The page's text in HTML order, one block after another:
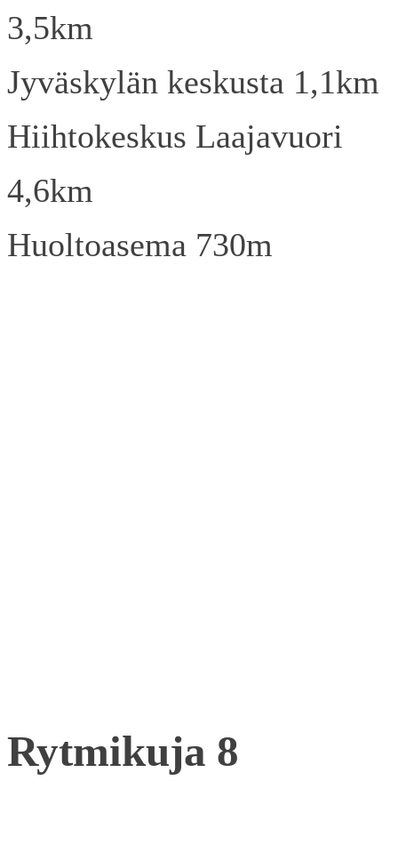
3,5km
Jyväskylän keskusta 1,1km
Hiihtokeskus Laajavuori
4,6km
Huoltoasema 730m
Rytmikuja 8